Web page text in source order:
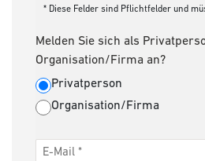
* Diese Felder sind Pflichtfelder und
Melden Sie sich als
Organisation/Firma an?
Privatperson
Organisation/Firma